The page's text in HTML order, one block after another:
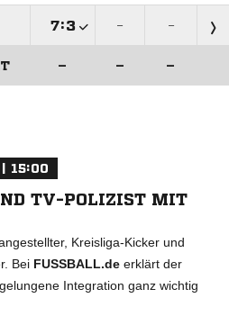
: – –
– – –
15:00
TV-POLIZIST MIT
Kreisliga-Kicker und
Bei FUSSBALL.de erklärt der
Integration ganz wichtig